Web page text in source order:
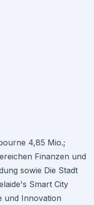
4,85 Mio.;
Finanzen und
sowie Die Stadt
Smart City
und Innovation